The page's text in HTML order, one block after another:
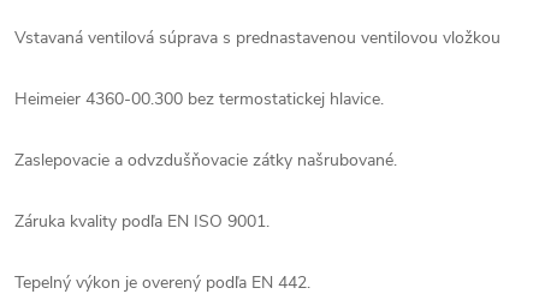
Vstavaná ventilová súprava s prednastavenou ventilovou vložkou
Heimeier 4360-00.300 bez termostatickej hlavice.
Zaslepovacie a odvzdušňovacie zátky našrubované.
Záruka kvality podľa EN ISO 9001.
Tepelný výkon je overený podľa EN 442.